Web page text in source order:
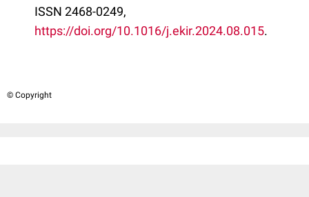
ISSN 2468-0249,
https://doi.org/10.1016/j.ekir.2024.08.015.
© Copyright